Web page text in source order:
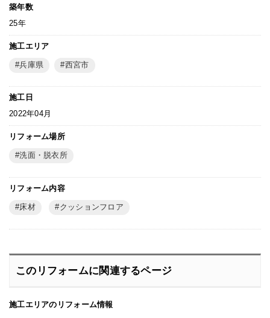
築年数
25年
施工エリア
兵庫県 西宮市
施工日
2022年04月
リフォーム場所
洗面・脱衣所
リフォーム内容
床材 クッションフロア
このリフォームに関連するページ
施工エリアのリフォーム情報